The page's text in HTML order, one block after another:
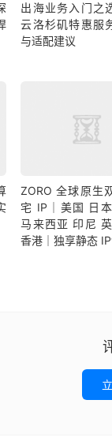
出海业务入门之
云洛杉矶特惠服
与适配建议
ZORO 全球原生
宅 IP｜美国 日
马来西亚 印尼
香港｜独享静态